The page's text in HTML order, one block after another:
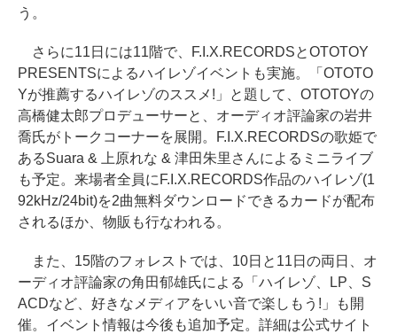
う。
さらに11日には11階で、F.I.X.RECORDSとOTOTOY
PRESENTSによるハイレゾイベントも実施。「OTOTO
Yが推薦するハイレゾのススメ!」と題して、OTOTOYの
高橋健太郎プロデューサーと、オーディオ評論家の岩井
喬氏がトークコーナーを展開。F.I.X.RECORDSの歌姫で
あるSuara & 上原れな & 津田朱里さんによるミニライブ
も予定。来場者全員にF.I.X.RECORDS作品のハイレゾ(1
92kHz/24bit)を2曲無料ダウンロードできるカードが配布
されるほか、物販も行なわれる。
また、15階のフォレストでは、10日と11日の両日、オ
ーディオ評論家の角田郁雄氏による「ハイレゾ、LP、S
ACDなど、好きなメディアをいい音で楽しもう!」も開
催。イベント情報は今後も追加予定。詳細は公式サイト